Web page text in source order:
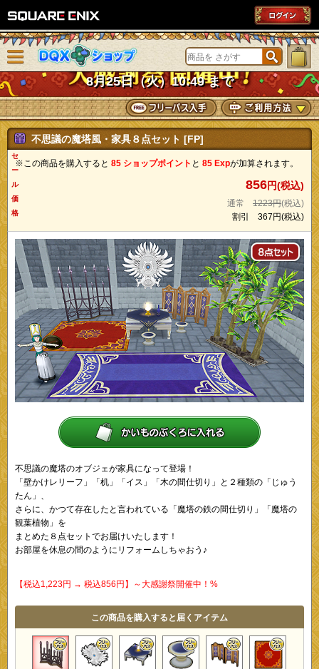
DQXショップ
8月25日（火）10:49 まで
ニューを閉じる
不思議の魔塔風・家具８点セット [FP]
※この商品を購入すると 85 ショップポイント と 85 Expが加算されます。
セ
ー
ル
価
格
856円(税込)
通常 1223円(税込)
割引 367円(税込)
不思議の魔塔のオブジェが家具になって登場！
「壁かけレリーフ」「机」「イス」「木の間仕切り」と２種類の「じゅう
たん」、
さらに、かつて存在したと言われている「魔塔の鉄の間仕切り」「魔塔の
観葉植物」を
まとめた８点セットでお届けいたします！
お部屋を休息の間のようにリフォームしちゃおう♪
【税込1,223円 → 税込856円】～大感謝祭開催中！%
この商品を購入すると届くアイテム